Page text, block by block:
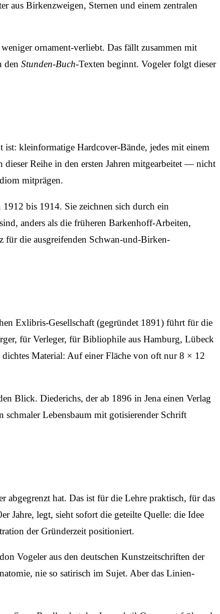
aus Birkenzweigen, Sternen und einem zentralen
ornament-verliebt. Das fällt zusammen mit
den Stunden-Buch-Texten beginnt. Vogeler folgt dieser
ist: kleinformatige Hardcover-Bände, jedes mit einem
Reihe in den ersten Jahren mitgearbeitet — nicht
mitprägen.
bis 1914. Sie zeichnen sich durch ein
anders als die früheren Barkenhoff-Arbeiten,
die ausgreifenden Schwan-und-Birken-
Exlibris-Gesellschaft (gegründet 1891) führt für die
für Verleger, für Bibliophile aus Hamburg, Lübeck
Material: Auf einer Fläche von oft nur 8 × 12
Blick. Diederichs, der ab 1896 in Jena einen Verlag
Lebens­baum mit gotisierender Schrift
abgegrenzt hat. Das ist für die Lehre praktisch, für das
Jahre, legt, sieht sofort die geteilte Quelle: die Idee
der Gründerzeit positioniert.
Vogeler aus den deutschen Kunst­zeitschriften der
nie so satirisch im Sujet. Aber das Linien­